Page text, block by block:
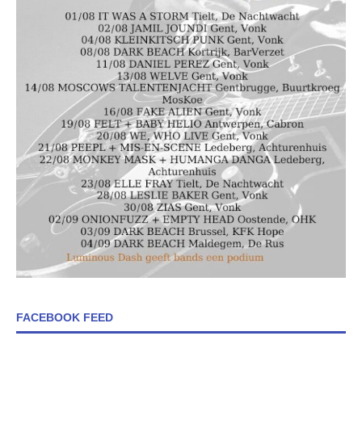
FACEBOOK FEED